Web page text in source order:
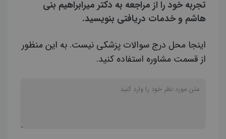
تجربه خود را از مراجعه به دکتر میرابراهیم بنی
هاشم و خدمات دریافتی بنویسید.
اینجا محل درج سوالات پزشکی نیست. به این منظور
از قسمت مشاوره استفاده کنید.